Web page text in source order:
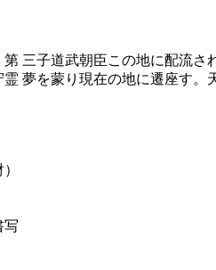
三子道武朝臣この地に配流さ
夢を蒙り現在の地に遷座す
写